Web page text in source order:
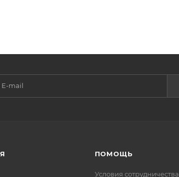
ПОМОЩЬ
Условия сотрудничества